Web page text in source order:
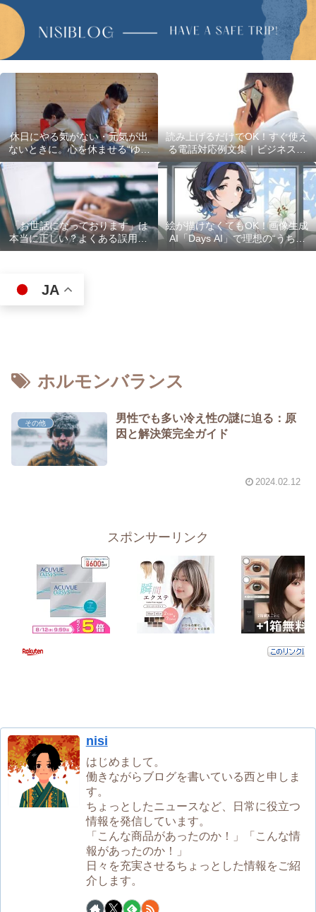
休日にやる気がない・元気が出
ないときに。心を休ませる“ゆる
い過ごし方”5選
読み上げるだけでOK！すぐ使え
る電話対応例文集｜ビジネスで
使える最初の言葉・最後の言葉
も完全網羅
「お世話になっております」は
本当に正しい？よくある誤用10
選
絵が描けなくてもOK！画像生成
AI「Days AI」で理想の“うちの
子”キャラクターを作ってみた体
JA
ホルモンバランス
その他
男性でも多い冷え性の謎に迫る：原
因と解決策完全ガイド
2024.02.12
スポンサーリンク
nisi
はじめまして。
働きながらブログを書いている西と申しま
す。
ちょっとしたニュースなど、日常に役立つ
情報を発信しています。
「こんな商品があったのか！」「こんな情
報があったのか！」
日々を充実させるちょっとした情報をご紹
介します。